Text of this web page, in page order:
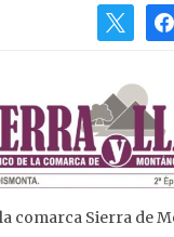
comarca Sierra de